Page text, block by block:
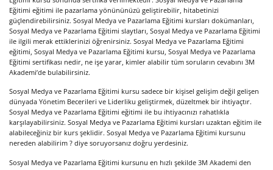
Eğitimi eğitimi ile pazarlama yönününüzü geliştirebilir, hitabetinizi
güçlendirebilirsiniz. Sosyal Medya ve Pazarlama Eğitimi kursları dokümanları,
Sosyal Medya ve Pazarlama Eğitimi slaytları, Sosyal Medya ve Pazarlama Eğitimi
ile ilgili merak ettiklerinizi öğrenirsiniz. Sosyal Medya ve Pazarlama Eğitimi
eğitimi, Sosyal Medya ve Pazarlama Eğitimi kursu, Sosyal Medya ve Pazarlama
Eğitimi sertifikası nedir, ne işe yarar, kimler alabilir tüm soruların cevabını 3M
Akademi’de bulabilirsiniz.
Sosyal Medya ve Pazarlama Eğitimi kursu sadece bir kişisel gelişim değil gelişen
dünyada Yönetim Becerileri ve Liderliku geliştirmek, düzeltmek bir ihtiyaçtır.
Sosyal Medya ve Pazarlama Eğitimi eğitimi ile bu ihtiyacınızı rahatlıkla
karşılayabilirsiniz. Sosyal Medya ve Pazarlama Eğitimi kursları uzaktan eğitim ile
alabileceğiniz bir kurs şeklidir. Sosyal Medya ve Pazarlama Eğitimi kursunu
nereden alabilirim ? diye soruyorsanız doğru yerdesiniz.
Sosyal Medya ve Pazarlama Eğitimi kursunu en hızlı şekilde 3M Akademi den